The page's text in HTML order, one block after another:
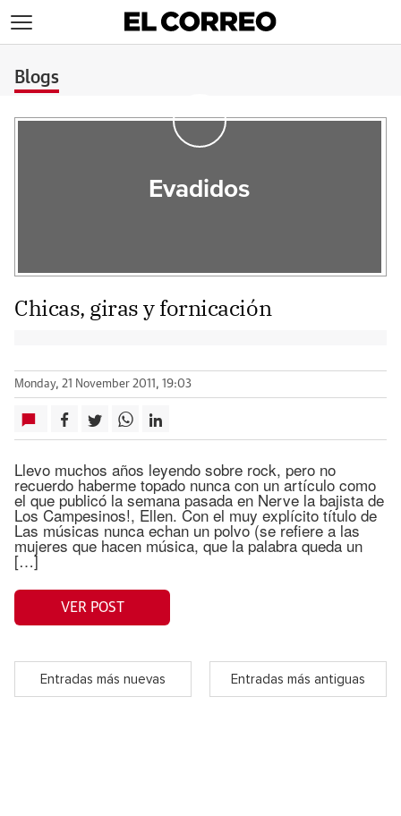
Blogs
Evadidos
Chicas, giras y fornicación
Monday, 21 November 2011, 19:03
Llevo muchos años leyendo sobre rock, pero no
recuerdo haberme topado nunca con un artículo como
el que publicó la semana pasada en Nerve la bajista de
Los Campesinos!, Ellen. Con el muy explícito título de
Las músicas nunca echan un polvo (se refiere a las
mujeres que hacen música, que la palabra queda un
[…]
VER POST
Entradas más nuevas Entradas más antiguas